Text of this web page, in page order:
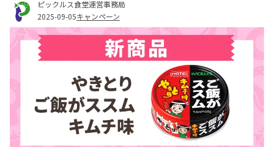
ピックルス食堂運営事務局
2025-09-05キャンペーン